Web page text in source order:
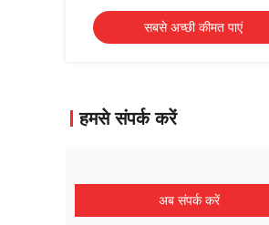
अनुकूलित रंग
सबसे अच्छी कीमत पाएं
हमसे संपर्क करें
अब संपर्क करें